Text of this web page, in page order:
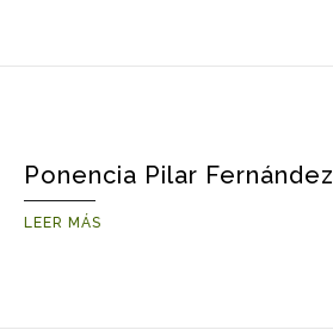
Ponencia Pilar Fernández
LEER MÁS